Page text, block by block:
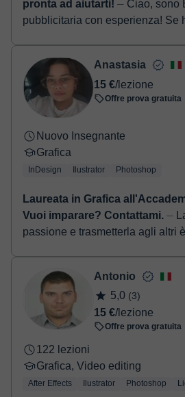
pronta ad aiutarti! ⏤ Ciao, sono Elisabetta, grafica
pubblicitaria con esperienza! Se
Anastasia
15 €/lezione
Offre prova gratuita
Nuovo Insegnante
Grafica
InDesign Ilustrator Photoshop
Laureata in Grafica
Vuoi imparare? Contattami. ⏤ La grafica è la mia
passione e trasmetterla agli altri
Antonio
5,0 (3)
15 €/lezione
Offre prova gratuita
122 lezioni
Grafica, Video editing
After Effects Ilustrator Photoshop